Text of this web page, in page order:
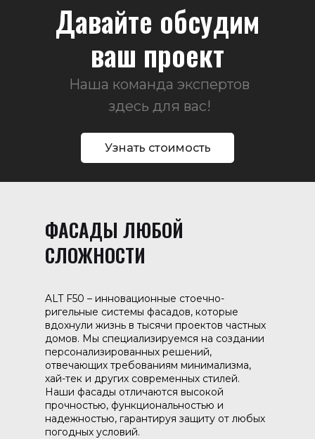
Давайте обсудим
ваш проект
Наша команда экспертов
здесь для вас!
Узнать стоимость
ФАСАДЫ ЛЮБОЙ
СЛОЖНОСТИ
ALT F50 – инновационные стоечно-
ригельные системы фасадов, которые
вдохнули жизнь в тысячи проектов частных
домов. Мы специализируемся на создании
персонализированных решений,
отвечающих требованиям минимализма,
хай-тек и других современных стилей.
Наши фасады отличаются высокой
прочностью, функциональностью и
надежностью, гарантируя защиту от любых
погодных условий.